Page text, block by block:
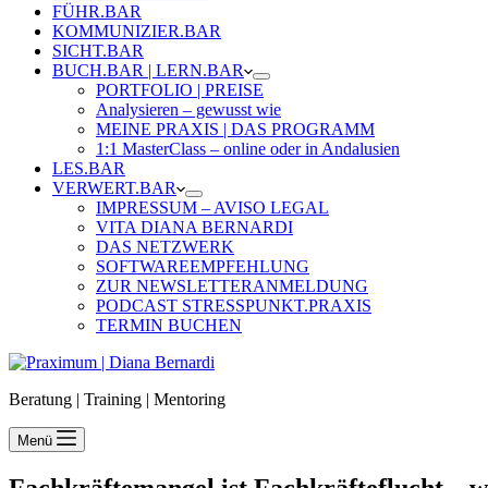
FÜHR.BAR
KOMMUNIZIER.BAR
SICHT.BAR
BUCH.BAR | LERN.BAR
PORTFOLIO | PREISE
Analysieren – gewusst wie
MEINE PRAXIS | DAS PROGRAMM
1:1 MasterClass – online oder in Andalusien
LES.BAR
VERWERT.BAR
IMPRESSUM – AVISO LEGAL
VITA DIANA BERNARDI
DAS NETZWERK
SOFTWAREEMPFEHLUNG
ZUR NEWSLETTERANMELDUNG
PODCAST STRESSPUNKT.PRAXIS
TERMIN BUCHEN
Beratung | Training | Mentoring
Menü